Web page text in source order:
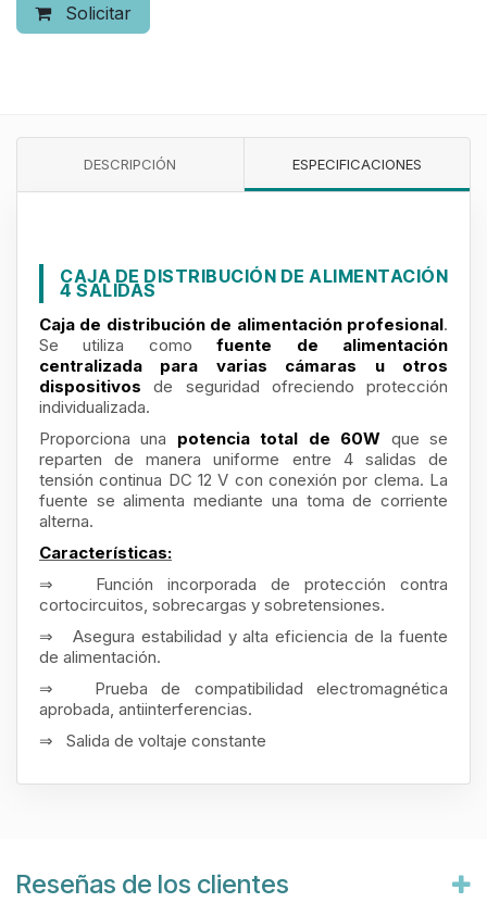
Solicitar
DESCRIPCIÓN ESPECIFICACIONES
CAJA DE DISTRIBUCIÓN DE ALIMENTACIÓN
4 SALIDAS
Caja de distribución de alimentación profesional.
Se utiliza comofuente de alimentación
centralizada para varias cámaras u otros
dispositivosde seguridad ofreciendo protección
individualizada.
Proporciona una potencia total de 60W que se
reparten de manera uniforme entre 4 salidas de
tensión continua DC 12 V con conexión por clema. La
fuente se alimenta mediante una toma de corriente
alterna.
Características:
⇒ Función incorporada de protección contra
cortocircuitos, sobrecargas y sobretensiones.
⇒ Asegura estabilidad y alta eficiencia de la fuente
de alimentación.
⇒ Prueba de compatibilidad electromagnética
aprobada, antiinterferencias.
⇒ Salida de voltaje constante
Reseñas de los clientes